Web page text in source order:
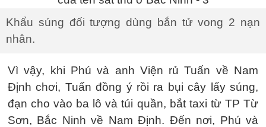
Khẩu súng đối tượng dùng bắn tử vong 2 nạn
nhân.
Vì vậy, khi Phú và anh Viện rủ Tuấn về Nam
Định chơi, Tuấn đồng ý rồi ra bụi cây lấy súng,
đạn cho vào ba lô và túi quần, bắt taxi từ TP Từ
Sơn, Bắc Ninh về Nam Định. Đến nơi, Phú và